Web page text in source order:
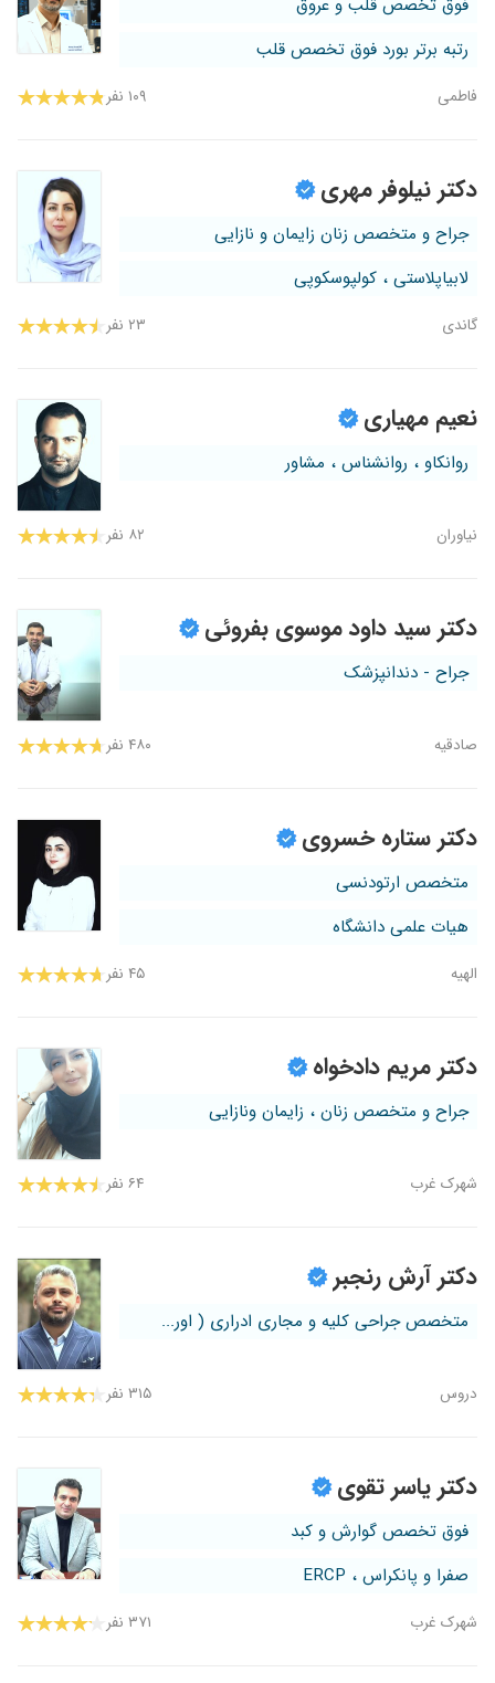
فوق تخصص قلب و عروق
رتبه برتر بورد فوق تخصص قلب
فاطمی ۱۰۹ نفر
دکتر نیلوفر مهری
جراح و متخصص زنان زایمان و نازایی
لابیاپلاستی ، کولپوسکوپی
گاندی ۲۳ نفر
نعیم مهیاری
روانکاو ، روانشناس ، مشاور
نیاوران ۸۲ نفر
دکتر سید داود موسوی بفروئی
جراح - دندانپزشک
صادقیه ۴۸۰ نفر
دکتر ستاره خسروی
متخصص ارتودنسی
هیات علمی دانشگاه
الهیه ۴۵ نفر
دکتر مریم دادخواه
جراح و متخصص زنان ، زایمان ونازایی
شهرک غرب ۶۴ نفر
دکتر آرش رنجبر
متخصص جراحی کلیه و مجاری ادراری ( اور...
دروس ۳۱۵ نفر
دکتر یاسر تقوی
فوق تخصص گوارش و کبد
صفرا و پانکراس ، ERCP
شهرک غرب ۳۷۱ نفر